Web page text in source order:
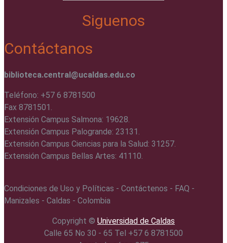
Siguenos
Contáctanos
biblioteca.central@ucaldas.edu.co
Teléfono: +57 6 8781500
Fax 8781501.
Extensión Campus Salmona: 19628.
Extensión Campus Palogrande: 23131.
Extensión Campus Ciencias para la Salud: 31257.
Extensión Campus Bellas Artes: 41110.
Condiciones de Uso y Políticas - Contáctenos - FAQ -
Manizales - Caldas - Colombia
Copyright ©️ Universidad de Caldas
Calle 65 No 30 - 65 Tel +57 6 8781500